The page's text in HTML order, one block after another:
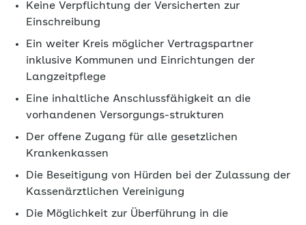
Keine Verpflichtung der Versicherten zur
Einschreibung
Ein weiter Kreis möglicher Vertragspartner
inklusive Kommunen und Einrichtungen der
Langzeitpflege
Eine inhaltliche Anschlussfähigkeit an die
vorhandenen Versorgungs-strukturen
Der offene Zugang für alle gesetzlichen
Krankenkassen
Die Beseitigung von Hürden bei der Zulassung der
Kassenärztlichen Vereinigung
Die Möglichkeit zur Überführung in die